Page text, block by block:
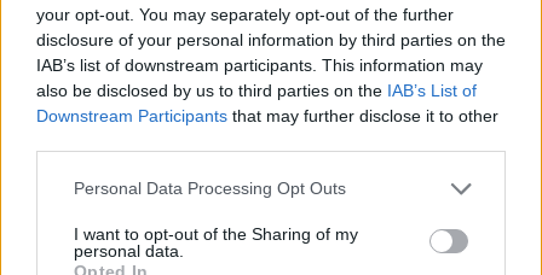
your opt-out. You may separately opt-out of the further
disclosure of your personal information by third parties on the
IAB’s list of downstream participants. This information may
also be disclosed by us to third parties on the IAB’s List of
Downstream Participants that may further disclose it to other
Personal Data Processing Opt Outs
I want to opt-out of the Sharing of my
personal data.
Opted In
Потребителят има право сам да
избере кои плажни принадлежности да
наеме
09.08.2026 / 18:00